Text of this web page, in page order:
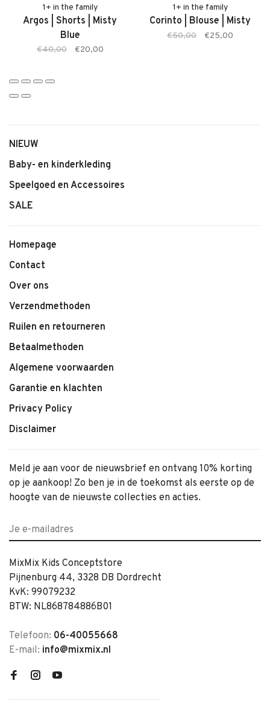
• Kleur: Taupe
• Comfortabele pasvorm
• Geschikt voor baby’s en jonge kinderen
• Tijdloze en stijlvolle uitstraling
1+ in the family
Argos | Shorts | Misty
Blue
€40,00 €20,00
1+ in the family
Corinto | Blouse | Misty
€50,00 €25,00
NIEUW
Baby- en kinderkleding
Speelgoed en Accessoires
SALE
Homepage
Contact
Over ons
Verzendmethoden
Ruilen en retourneren
Betaalmethoden
Algemene voorwaarden
Garantie en klachten
Privacy Policy
Disclaimer
Meld je aan voor de nieuwsbrief en ontvang 10% korting
op je aankoop! Zo ben je in de toekomst als eerste op de
hoogte van de nieuwste collecties en acties.
MixMix Kids Conceptstore
Pijnenburg 44, 3328 DB Dordrecht
KvK: 99079232
BTW: NL868784886B01
Telefoon: 06-40055668
E-mail: info@mixmix.nl